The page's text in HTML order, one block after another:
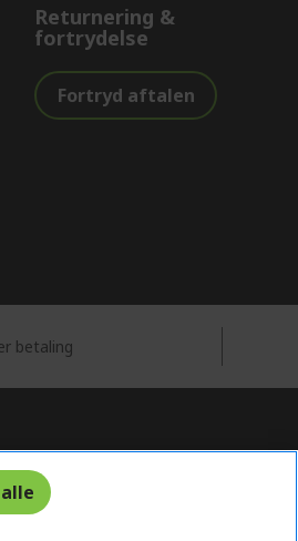
Returnering &
fortrydelse
Fortryd aftalen
betaling